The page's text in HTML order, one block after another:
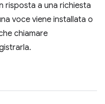
risposta a una richiesta
voce viene installata o
chiamare